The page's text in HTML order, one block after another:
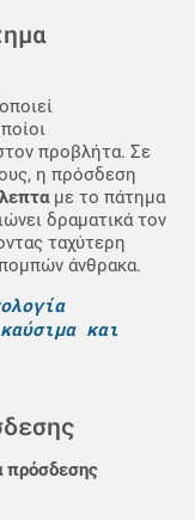
προβλήτα. Σε
η πρόσδεση
με το πάτημα
δραματικά τον
ταχύτερη
άνθρακα.
και
πρόσδεσης